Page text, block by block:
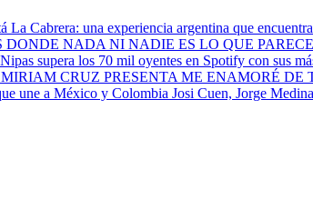
La Cabrera: una experiencia argentina que
MIRIAM CRUZ PRESENTA ME ENAMORÉ DE
Josi Cuen, Jorge